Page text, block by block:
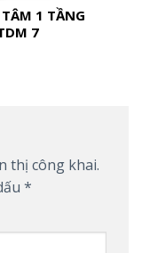
1 TẦNG
7
thị công khai.
*